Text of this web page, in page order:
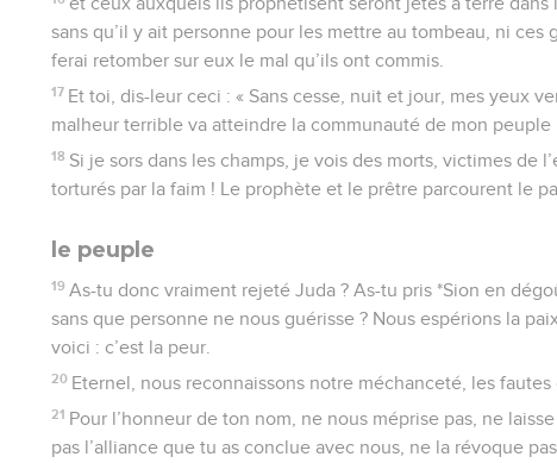
sans qu’il y ait personne pour les mettre au tombeau, ni
ferai retomber sur eux le mal qu’ils ont commis.
17 Et toi, dis-leur ceci : « Sans cesse, nuit et jour, mes yeux
malheur terrible va atteindre la communauté de mon peuple
18 Si je sors dans les champs, je vois des morts, victimes de
torturés par la faim ! Le prophète et le prêtre parcourent le
le peuple
19 As-tu donc vraiment rejeté Juda ? As-tu pris *Sion en
sans que personne ne nous guérisse ? Nous espérions la
voici : c’est la peur.
20 Eternel, nous reconnaissons notre méchanceté, les
21 Pour l’honneur de ton nom, ne nous méprise pas, ne
pas l’alliance que tu as conclue avec nous, ne la révoque